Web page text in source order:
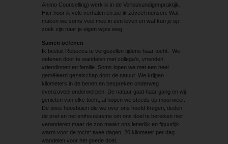
Animo Counselling) werk ik in de Verloskundigenpraktijk.
Hier hoor ik vele verhalen en zie ik zóveel mensen. Wat
maken we soms veel mee in een leven en wat kun je op
zoek zijn naar je eigen wijze weg.
Samen oefenen
Ik besluit Rebecca te vergezellen tijdens haar tocht. We
oefenen door te wandelen met collega’s, vrienden,
vriendinnen en familie. Soms lopen we met een heel
gemêleerd gezelschap door de natuur. We krijgen
kilometers in de benen en bespreken onderweg
evenzoveel onderwerpen. De natuur gaat haar gang en wij
genieten van elke tocht, al hopen we steeds op mooi weer.
De twee hoosbuien die we over ons hoofd kregen, deden
de pret en het enthousiasme om ons doel te bereiken niet
veranderen maar de zon maakt ons letterlijk en figuurlijk
warm voor de tocht: twee dagen 20 kilometer per dag
wandelen voor het goede doel.